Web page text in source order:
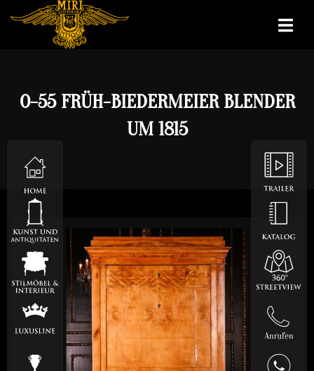
O-55 FRÜH-BIEDERMEIER BLENDER
UM 1815